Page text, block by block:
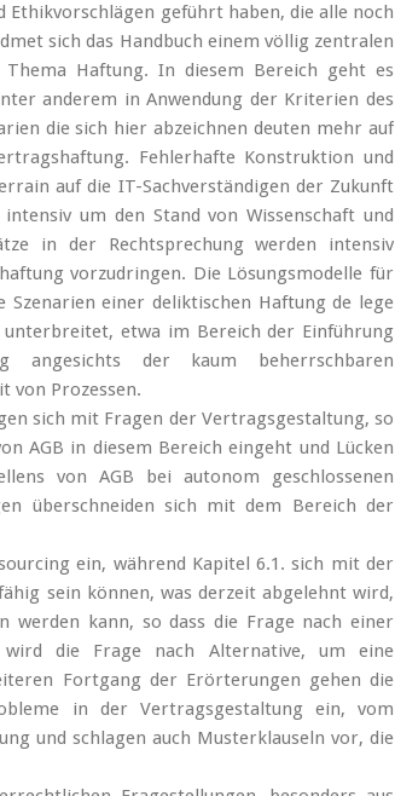
geführt haben, die alle noch
sich das Handbuch einem völlig zentralen
Haftung. In diesem Bereich geht es
anderem in Anwendung der Kriterien des
die sich hier abzeichnen deuten mehr auf
Fehlerhafte Konstruktion und
auf die IT-Sachverständigen der Zukunft
um den Stand von Wissenschaft und
in der Rechtsprechung werden intensiv
vorzudringen. Die Lösungsmodelle für
Szenarien einer deliktischen Haftung de lege
etwa im Bereich der Einführung
angesichts der kaum beherrschbaren
von Prozessen.
sich mit Fragen der Vertragsgestaltung, so
AGB in diesem Bereich eingeht und Lücken
von AGB bei autonom geschlossenen
überschneiden sich mit dem Bereich der
ein, während Kapitel 6.1. sich mit der
sein können, was derzeit abgelehnt wird,
werden kann, so dass die Frage nach einer
wird die Frage nach Alternative, um eine
Fortgang der Erörterungen gehen die
in der Vertragsgestaltung ein, vom
und schlagen auch Musterklauseln vor, die